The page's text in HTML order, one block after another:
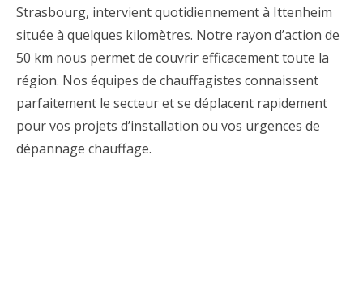
Strasbourg, intervient quotidiennement à Ittenheim
située à quelques kilomètres. Notre rayon d’action de
50 km nous permet de couvrir efficacement toute la
région. Nos équipes de chauffagistes connaissent
parfaitement le secteur et se déplacent rapidement
pour vos projets d’installation ou vos urgences de
dépannage chauffage.